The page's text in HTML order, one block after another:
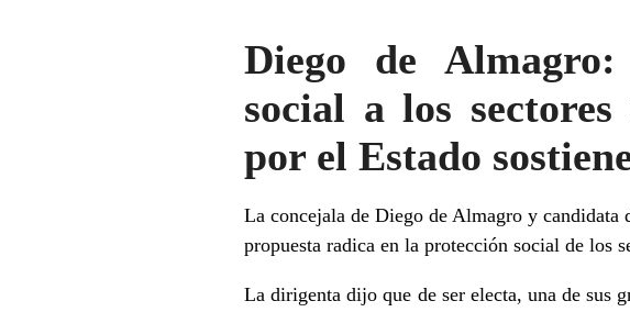
Diego de
social a los
por el Estado
La concejala de Diego de Almagro y
propuesta radica en la protección social de los
La dirigenta dijo que de ser electa, una de sus